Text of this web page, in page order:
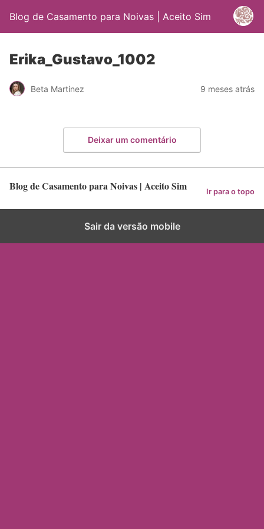
Blog de Casamento para Noivas | Aceito Sim
Erika_Gustavo_1002
Beta Martinez 9 meses atrás
Deixar um comentário
Blog de Casamento para Noivas | Aceito Sim Ir para o topo
Sair da versão mobile